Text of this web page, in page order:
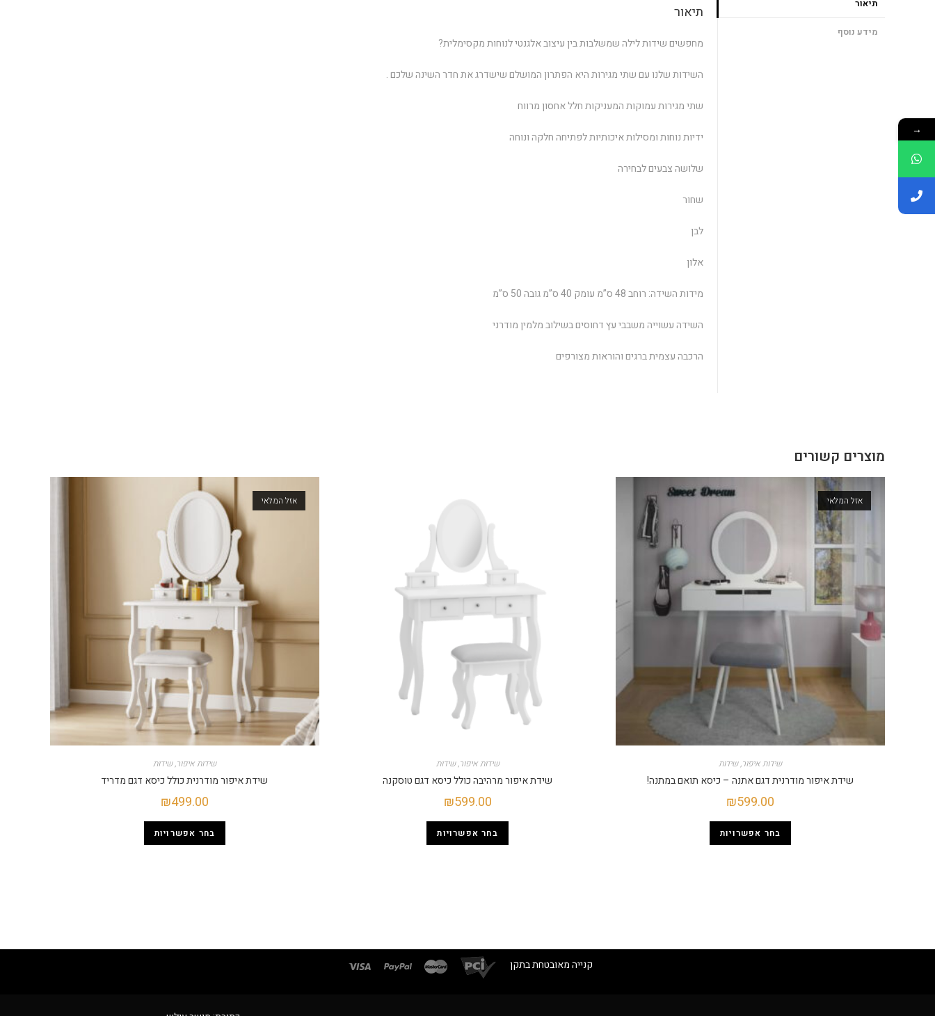
תיאור
מידע נוסף
תיאור
מחפשים שידות לילה שמשלבות בין עיצוב אלגנטי לנוחות מקסימלית?
השידות שלנו עם שתי מגירות היא הפתרון המושלם שישדרג את חדר השינה שלכם .
שתי מגירות עמוקות המעניקות חלל אחסון מרווח
ידיות נוחות ומסילות איכותיות לפתיחה חלקה ונוחה
שלושה צבעים לבחירה
שחור
לבן
אלון
מידות השידה: רוחב 48 ס”מ עומק 40 ס”מ גובה 50 ס”מ
השידה עשוייה משבבי עץ דחוסים בשילוב מלמין מודרני
הרכבה עצמית ברגים והוראות מצורפים
מוצרים קשורים
אזל המלאי
שידות איפור,שידות
שידת איפור מודרנית דגם אתנה – כיסא תואם במתנה!
₪599.00
בחר אפשרויות
שידות איפור,שידות
שידת איפור מרהיבה כולל כיסא דגם טוסקנה
₪599.00
בחר אפשרויות
אזל המלאי
שידות איפור,שידות
שידת איפור מודרנית כולל כיסא דגם מדריד
₪499.00
בחר אפשרויות
קנייה מאובטחת בתקן
→